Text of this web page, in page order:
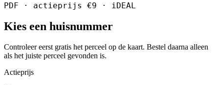
PDF · actieprijs €9 · iDEAL
Kies een huisnummer
Controleer eerst gratis het perceel op de kaart. Bestel daarna alleen
als het juiste perceel gevonden is.
Actieprijs